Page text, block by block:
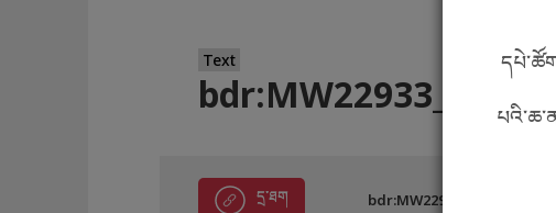
Text
དྲ་ཐག bdr:MW22933_A8FF28